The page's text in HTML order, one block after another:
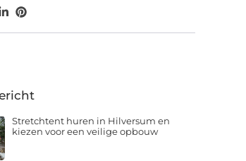
Stretchtent huren in Hilversum en
kiezen voor een veilige opbouw